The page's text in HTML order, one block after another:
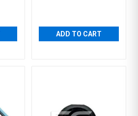
ADD TO CART